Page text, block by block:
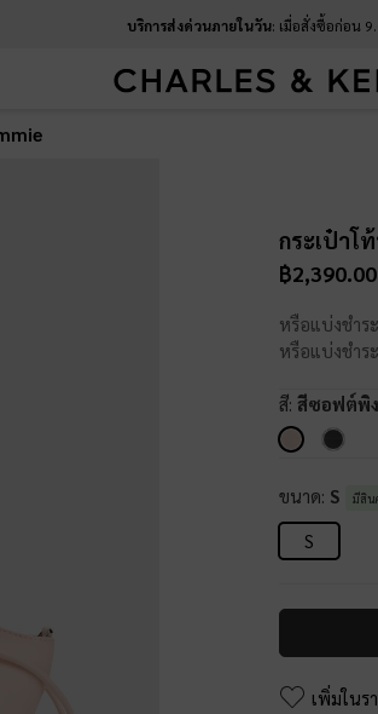
บริการส่งด่วนภายในวัน : เมื่อสั่งซื้อก่อน
กระเป๋าโ
฿2,390.00
หรือแบ่งชำร
หรือแบ่งชำร
สี: สีซอฟต์พิ
ขนาด: S มีสิน
S
เพิ่มในร